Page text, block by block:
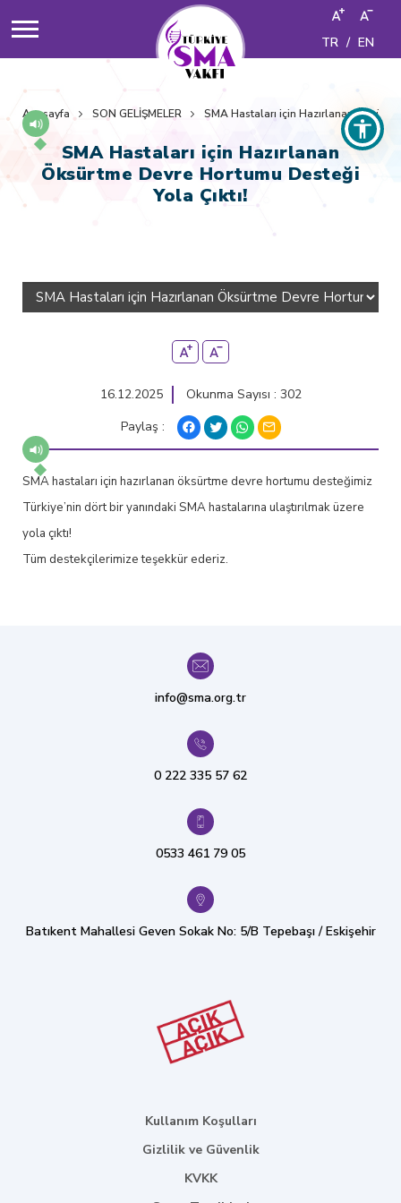
TR / EN
Anasayfa SON GELİŞMELER SMA Hastaları için Hazırlanan
SMA Hastaları için Hazırlanan
Öksürtme Devre Hortumu Desteği
Yola Çıktı!
16.12.2025
Okunma Sayısı : 302
Paylaş :
SMA hastaları için hazırlanan öksürtme devre hortumu desteğimiz
Türkiye’nin dört bir yanındaki SMA hastalarına ulaştırılmak üzere
yola çıktı!
Tüm destekçilerimize teşekkür ederiz.
info@sma.org.tr
0 222 335 57 62
0533 461 79 05
Batıkent Mahallesi Geven Sokak No: 5/B Tepebaşı / Eskişehir
Kullanım Koşulları
Gizlilik ve Güvenlik
KVKK